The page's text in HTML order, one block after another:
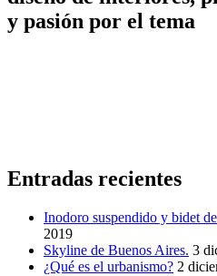
y pasión por el tema
Entradas recientes
Inodoro suspendido y bidet
2019
Skyline de Buenos Aires. 3
¿Qué es el urbanismo? 2